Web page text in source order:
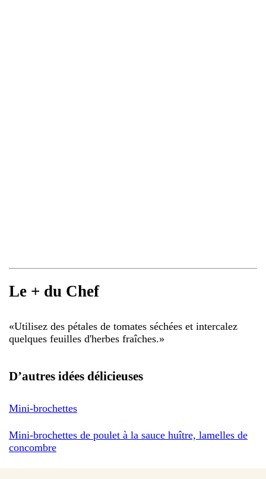
Le + du Chef
«Utilisez des pétales de tomates séchées et intercalez
quelques feuilles d'herbes fraîches.»
D’autres idées délicieuses
Mini-brochettes
Mini-brochettes de poulet à la sauce huître, lamelles de
concombre